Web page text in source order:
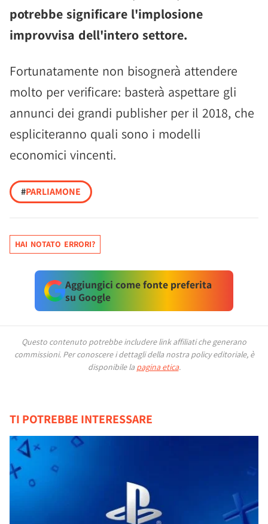
potrebbe significare l'implosione
improvvisa dell'intero settore.
Fortunatamente non bisognerà attendere
molto per verificare: basterà aspettare gli
annunci dei grandi publisher per il 2018, che
espliciteranno quali sono i modelli
economici vincenti.
#PARLIAMONE
HAI NOTATO ERRORI?
Aggiungici come fonte preferita
su Google
Questo contenuto potrebbe includere link affiliati che generano
commissioni. Per conoscere i dettagli della nostra policy editoriale, è
disponibile la pagina etica.
TI POTREBBE INTERESSARE